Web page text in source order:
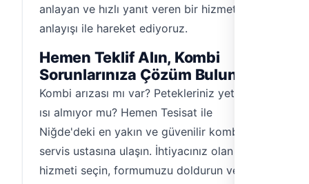
anlayan ve hızlı yanıt veren bir hizmet
anlayışı ile hareket ediyoruz.
Hemen Teklif Alın, Kombi
Sorunlarınıza Çözüm Bulun
Kombi arızası mı var? Petekleriniz yeterince
ısı almıyor mu? Hemen Tesisat ile
Niğde'deki en yakın ve güvenilir kombi
servis ustasına ulaşın. İhtiyacınız olan
hizmeti seçin, formumuzu doldurun ve size